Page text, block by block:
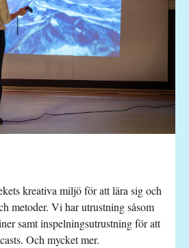
kreativa miljö för att lära sig och
metoder. Vi har utrustning såsom
samt inspelningsutrustning för att
Och mycket mer.